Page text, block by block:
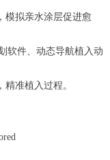
拟亲水涂层促进愈
软件、动态导航植入动
准植入过程。